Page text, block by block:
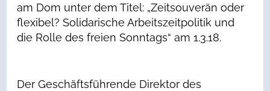
am Dom unter dem Titel: „Zeitsouverän oder
flexibel? Solidarische Arbeitszeitpolitik und
die Rolle des freien Sonntags“ am 1.3.18.
Der Geschäftsführende Direktor des